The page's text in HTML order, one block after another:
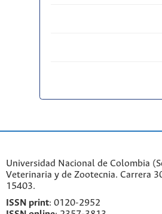
Universidad Nacional de Colombia
Veterinaria y de Zootecnia. Carrera
15403.
ISSN print: 0120-2952